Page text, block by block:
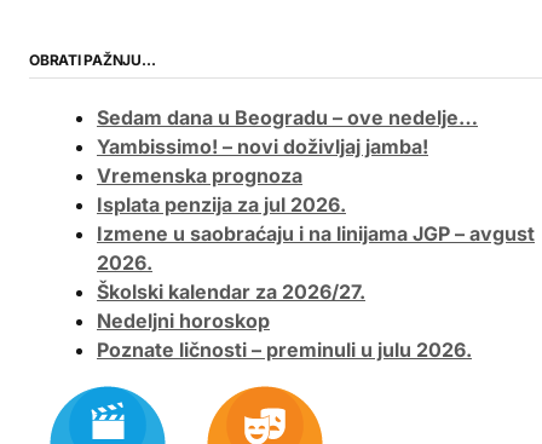
OBRATI PAŽNJU…
Sedam dana u Beogradu – ove nedelje…
Yambissimo! – novi doživljaj jamba!
Vremenska prognoza
Isplata penzija za jul 2026.
Izmene u saobraćaju i na linijama JGP – avgust
2026.
Školski kalendar za 2026/27.
Nedeljni horoskop
Poznate ličnosti – preminuli u julu 2026.